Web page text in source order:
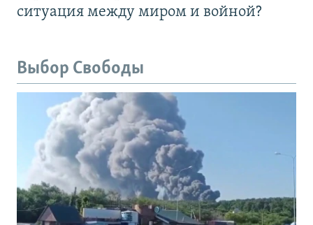
ситуация между миром и войной?
Выбор Свободы